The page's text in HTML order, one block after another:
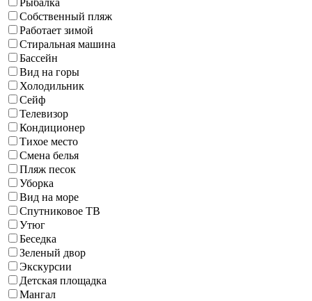
Собственный пляж
Работает зимой
Стиральная машина
Бассейн
Вид на горы
Холодильник
Сейф
Телевизор
Кондиционер
Тихое место
Смена белья
Пляж песок
Уборка
Вид на море
Спутниковое ТВ
Утюг
Беседка
Зеленый двор
Экскурсии
Детская площадка
Мангал